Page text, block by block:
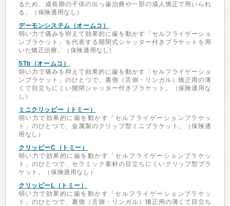
るため、成長期の子供の出っ歯治療や一部の成人矯正で用いられ
る。（保険適用なし）
デーモンシステム（オームコ）
弱い力で痛みを抑えて効果的に歯を動かす「セルフライゲーショ
ンブラケット」を代表する開閉式シャッター付きブラケットを用
いた矯正治療。（保険適用なし）
STb（オームコ）
弱い力で痛みを抑えて効果的に歯を動かす「セルフライゲーショ
ンブラケット」のひとつで、裏側（舌側・リンガル）矯正用の薄
くて目立ちにくい開閉シャッター付きブラケット。（保険適用な
し）
ミニクリッピー（トミー）
弱い力で効果的に歯を動かす「セルフライゲーションブラケッ
ト」のひとつで、金属製のクリップ型ミニブラケット。（保険適
用なし）
クリッピーC（トミー）
弱い力で効果的に歯を動かす「セルフライゲーションブラケッ
ト」のひとつで、セラミック素材の目立ちにくいクリップ型ブラ
ケット。（保険適用なし）
クリッピーL（トミー）
弱い力で効果的に歯を動かす「セルフライゲーションブラケッ
ト」のひとつで、裏側（舌側・リンガル）矯正用の薄くて目立ち